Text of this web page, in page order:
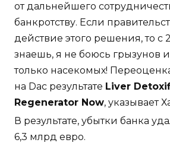
от дальнейшего
банкротству. Если
действие этого решения, то с
знаешь, я не боюсь грызунов
только насекомых!
на Dac результате Liver
Regenerator Now, указывает
В результате, убытки банка
6,3 млрд евро.